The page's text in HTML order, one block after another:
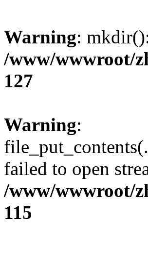
Warning:
/www/wwwroot/
127
Warning:
failed to open
/www/wwwroot/
115